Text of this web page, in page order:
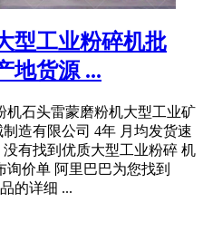
型工业粉碎机批
地货源 ...
机石头雷蒙磨粉机大型工业矿
造有限公司 4年 月均发货速
有找到优质大型工业粉碎 机
价单 阿里巴巴为您找到
的详细 ...